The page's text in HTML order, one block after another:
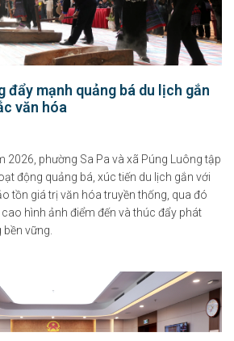
đẩy mạnh quảng bá du lịch gắn
văn hóa
2026, phường Sa Pa và xã Púng Luông tập
động quảng bá, xúc tiến du lịch gắn với
tồn giá trị văn hóa truyền thống, qua đó
hình ảnh điểm đến và thúc đẩy phát
vững.